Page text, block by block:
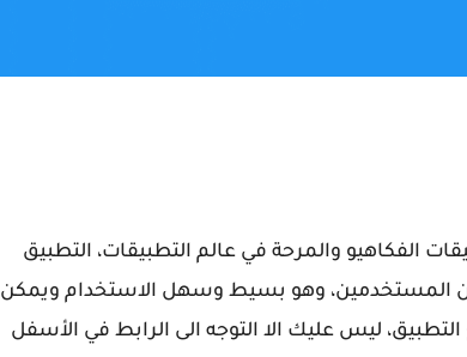
الفكاهيو والمرحة في عالم التطبيقات، التطبيق
المستخدمين، وهو بسيط وسهل الاستخدام ويمكن
ليس عليك الا التوجه الى الرابط في الأسفل